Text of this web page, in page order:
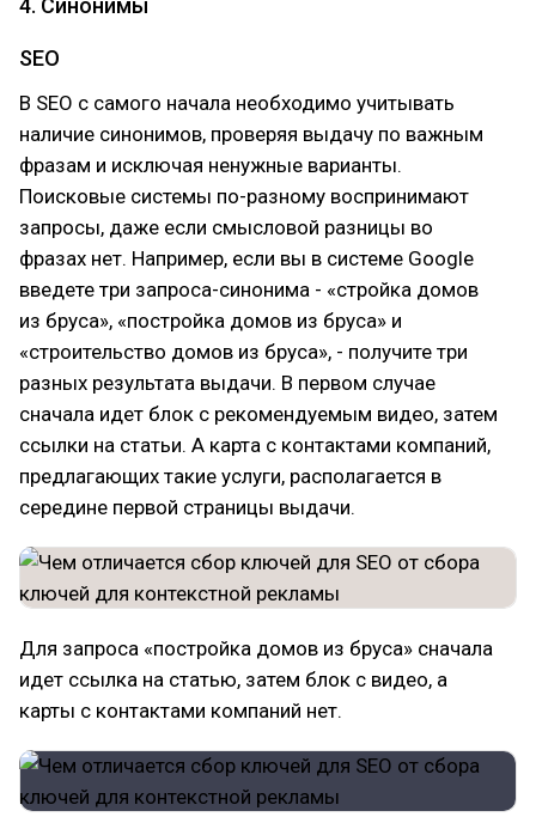
4. Синонимы
SEO
В SEO с самого начала необходимо учитывать
наличие синонимов, проверяя выдачу по важным
фразам и исключая ненужные варианты.
Поисковые системы по-разному воспринимают
запросы, даже если смысловой разницы во
фразах нет. Например, если вы в системе Google
введете три запроса-синонима - «стройка домов
из бруса», «постройка домов из бруса» и
«строительство домов из бруса», - получите три
разных результата выдачи. В первом случае
сначала идет блок с рекомендуемым видео, затем
ссылки на статьи. А карта с контактами компаний,
предлагающих такие услуги, располагается в
середине первой страницы выдачи.
Для запроса «постройка домов из бруса» сначала
идет ссылка на статью, затем блок с видео, а
карты с контактами компаний нет.